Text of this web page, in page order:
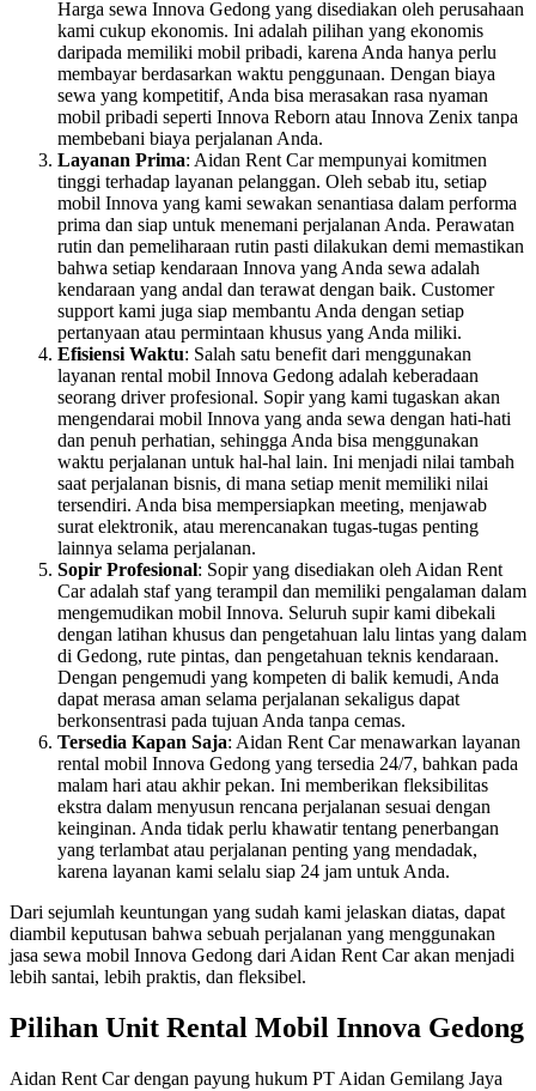
Harga sewa Innova Gedong yang disediakan oleh perusahaan
kami cukup ekonomis. Ini adalah pilihan yang ekonomis
daripada memiliki mobil pribadi, karena Anda hanya perlu
membayar berdasarkan waktu penggunaan. Dengan biaya
sewa yang kompetitif, Anda bisa merasakan rasa nyaman
mobil pribadi seperti Innova Reborn atau Innova Zenix tanpa
membebani biaya perjalanan Anda.
Layanan Prima: Aidan Rent Car mempunyai komitmen
tinggi terhadap layanan pelanggan. Oleh sebab itu, setiap
mobil Innova yang kami sewakan senantiasa dalam performa
prima dan siap untuk menemani perjalanan Anda. Perawatan
rutin dan pemeliharaan rutin pasti dilakukan demi memastikan
bahwa setiap kendaraan Innova yang Anda sewa adalah
kendaraan yang andal dan terawat dengan baik. Customer
support kami juga siap membantu Anda dengan setiap
pertanyaan atau permintaan khusus yang Anda miliki.
Efisiensi Waktu: Salah satu benefit dari menggunakan
layanan rental mobil Innova Gedong adalah keberadaan
seorang driver profesional. Sopir yang kami tugaskan akan
mengendarai mobil Innova yang anda sewa dengan hati-hati
dan penuh perhatian, sehingga Anda bisa menggunakan
waktu perjalanan untuk hal-hal lain. Ini menjadi nilai tambah
saat perjalanan bisnis, di mana setiap menit memiliki nilai
tersendiri. Anda bisa mempersiapkan meeting, menjawab
surat elektronik, atau merencanakan tugas-tugas penting
lainnya selama perjalanan.
Sopir Profesional: Sopir yang disediakan oleh Aidan Rent
Car adalah staf yang terampil dan memiliki pengalaman dalam
mengemudikan mobil Innova. Seluruh supir kami dibekali
dengan latihan khusus dan pengetahuan lalu lintas yang dalam
di Gedong, rute pintas, dan pengetahuan teknis kendaraan.
Dengan pengemudi yang kompeten di balik kemudi, Anda
dapat merasa aman selama perjalanan sekaligus dapat
berkonsentrasi pada tujuan Anda tanpa cemas.
Tersedia Kapan Saja: Aidan Rent Car menawarkan layanan
rental mobil Innova Gedong yang tersedia 24/7, bahkan pada
malam hari atau akhir pekan. Ini memberikan fleksibilitas
ekstra dalam menyusun rencana perjalanan sesuai dengan
keinginan. Anda tidak perlu khawatir tentang penerbangan
yang terlambat atau perjalanan penting yang mendadak,
karena layanan kami selalu siap 24 jam untuk Anda.
Dari sejumlah keuntungan yang sudah kami jelaskan diatas, dapat
diambil keputusan bahwa sebuah perjalanan yang menggunakan
jasa sewa mobil Innova Gedong dari Aidan Rent Car akan menjadi
lebih santai, lebih praktis, dan fleksibel.
Pilihan Unit Rental Mobil Innova Gedong
Aidan Rent Car dengan payung hukum PT Aidan Gemilang Jaya